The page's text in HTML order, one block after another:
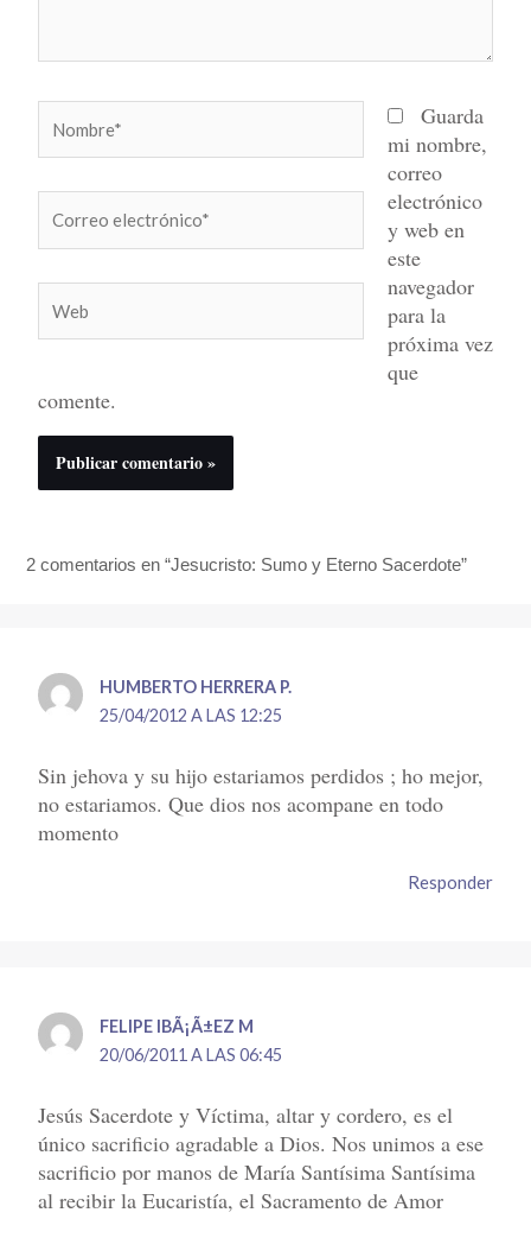
electrónico*
Guarda
mi nombre,
correo
electrónico
y web en
este
navegador
para la
próxima vez
que
comente.
2 comentarios en “Jesucristo: Sumo y Eterno Sacerdote”
HUMBERTO HERRERA P.
25/04/2012 A LAS 12:25
Sin jehova y su hijo estariamos perdidos ; ho mejor,
no estariamos. Que dios nos acompane en todo
momento
Responder
FELIPE IBÃ¡Ã±EZ M
20/06/2011 A LAS 06:45
Jesús Sacerdote y Víctima, altar y cordero, es el
único sacrificio agradable a Dios. Nos unimos a ese
sacrificio por manos de María Santísima Santísima
al recibir la Eucaristía, el Sacramento de Amor